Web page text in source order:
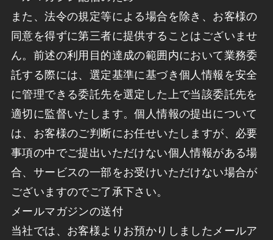
また、法令の規定等による場合を除き、お客様の
同意を得ずに第三者に提供することはございませ
ん。前述の利用目的達成の範囲内において業務委
託する際には、選定基準に基づき個人情報を安全
に管理できる委託先を選定した上で当該委託先を
適切に監督いたします。個人情報の提出について
は、お客様のご判断にお任せいたしますが、必要
事項の中でご提出いただけない個人情報がある場
合、サービスの一部をお受けいただけない場合が
ございますのでご了承下さい。
メールマガジンの送付
当社では、お客様よりお預かりしましたメールア